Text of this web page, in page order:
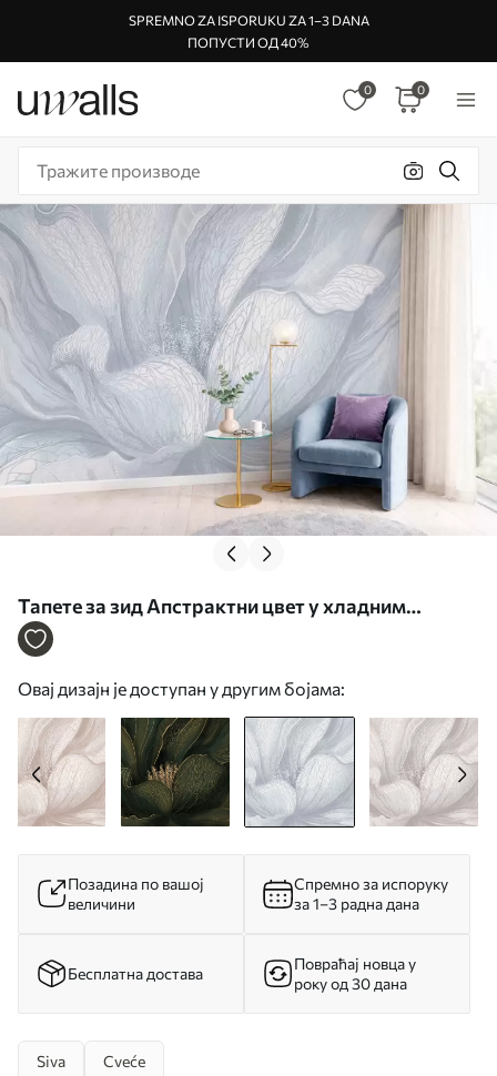
SPREMNO ZA ISPORUKU ZA 1–3 DANA
ПОПУСТИ ОД 40%
0 0
Тапете за зид Апстрактни цвет у хладним
плавим тоновима бр. w05119v2
Овај дизајн је доступан у другим бојама:
Позадина по вашој
величини
Спремно за испоруку
за 1–3 радна дана
Бесплатна достава
Повраћај новца у
року од 30 дана
Siva Cveće